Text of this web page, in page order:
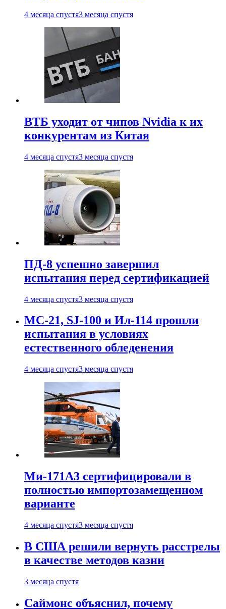
4 месяца спустя3 месяца спустя
ВТБ уходит от чипов Nvidia к их
конкурентам из Китая
4 месяца спустя3 месяца спустя
ПД-8 успешно завершил
испытания перед сертификацией
4 месяца спустя3 месяца спустя
МС-21, SJ-100 и Ил-114 прошли
испытания в условиях
естественного обледенения
4 месяца спустя3 месяца спустя
Ми-171А3 сертифицировали в
полностью импортозамещенном
варианте
4 месяца спустя3 месяца спустя
В США решили вернуть расстрелы
в качестве методов казни
3 месяца спустя
Саймонс объяснил, почему